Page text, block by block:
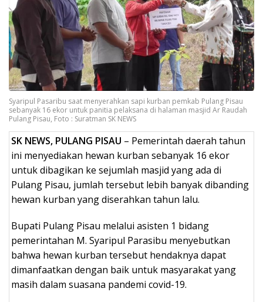
Syaripul Pasaribu saat menyerahkan sapi kurban pemkab Pulang Pisau
sebanyak 16 ekor untuk panitia pelaksana di halaman masjid Ar Raudah
Pulang Pisau, Foto : Suratman SK NEWS
SK NEWS, PULANG PISAU – Pemerintah daerah tahun
ini menyediakan hewan kurban sebanyak 16 ekor
untuk dibagikan ke sejumlah masjid yang ada di
Pulang Pisau, jumlah tersebut lebih banyak dibanding
hewan kurban yang diserahkan tahun lalu.
Bupati Pulang Pisau melalui asisten 1 bidang
pemerintahan M. Syaripul Parasibu menyebutkan
bahwa hewan kurban tersebut hendaknya dapat
dimanfaatkan dengan baik untuk masyarakat yang
masih dalam suasana pandemi covid-19.